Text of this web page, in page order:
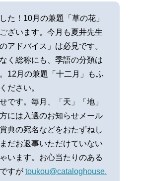
た！10月の兼題「草の花」
ざいます。今月も夏井先生
アドバイス」は必見です。
く総称にも、季語の分類は
12月の兼題「十二月」もふ
ださい。
です。毎月、「天」「地」
には入選のお知らせメール
典の宛名などをおたずねし
だお返事いただけていない
います。お心当たりのある
すが toukou@cataloghouse.